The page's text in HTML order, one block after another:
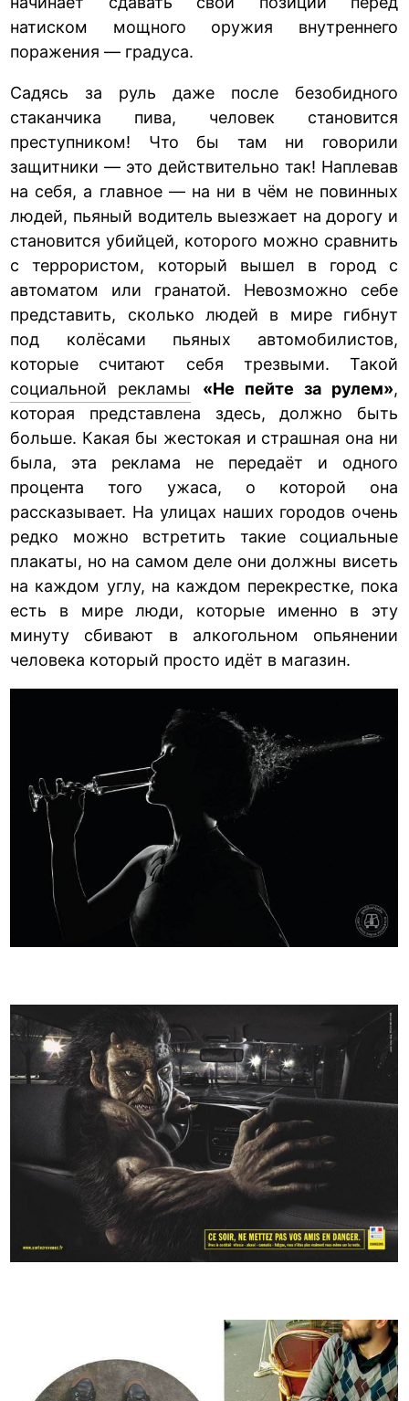
натиском мощного оружия внутреннего
поражения — градуса.
Садясь за руль даже после безобидного
стаканчика пива, человек становится
преступником! Что бы там ни говорили
защитники — это действительно так! Наплевав
на себя, а главное — на ни в чём не повинных
людей, пьяный водитель выезжает на дорогу и
становится убийцей, которого можно сравнить
с террористом, который вышел в город с
автоматом или гранатой. Невозможно себе
представить, сколько людей в мире гибнут
под колёсами пьяных автомобилистов,
которые считают себя трезвыми. Такой
социальной рекламы
«Не пейте за рулем»,
которая представлена здесь, должно быть
больше. Какая бы жестокая и страшная она ни
была, эта реклама не передаёт и одного
процента того ужаса, о которой она
рассказывает. На улицах наших городов очень
редко можно встретить такие социальные
плакаты, но на самом деле они должны висеть
на каждом углу, на каждом перекрестке, пока
есть в мире люди, которые именно в эту
минуту сбивают в алкогольном опьянении
человека который просто идёт в магазин.